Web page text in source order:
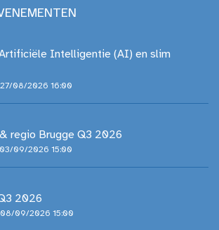
Intelligentie (AI) en slim
08/2026 16:00
regio Brugge Q3 2026
09/2026 15:00
2026
09/2026 15:00